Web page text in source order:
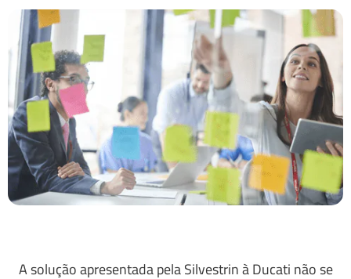
A solução apresentada pela Silvestrin à Ducati não se